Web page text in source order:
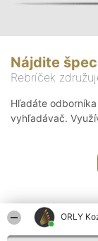
ORLY
Nájdite
Rebríček
Hľadáte
vyhľadávač.